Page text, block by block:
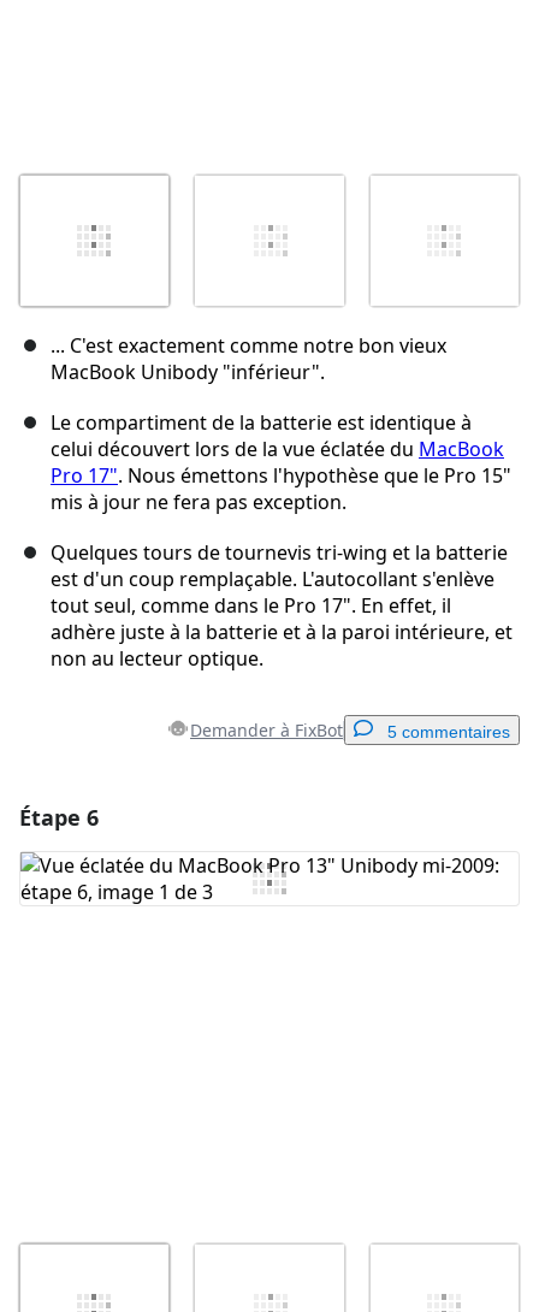
... C'est exactement comme notre bon vieux
MacBook Unibody "inférieur".
Le compartiment de la batterie est identique à
celui découvert lors de la vue éclatée du MacBook
Pro 17". Nous émettons l'hypothèse que le Pro 15"
mis à jour ne fera pas exception.
Quelques tours de tournevis tri-wing et la batterie
est d'un coup remplaçable. L'autocollant s'enlève
tout seul, comme dans le Pro 17". En effet, il
adhère juste à la batterie et à la paroi intérieure, et
non au lecteur optique.
Demander à FixBot 5 commentaires
Ajouter un commentaire
Étape 6